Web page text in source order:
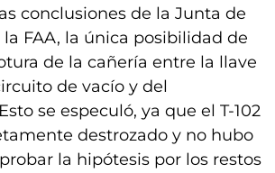
conclusiones de la Junta de
FAA, la única posibilidad de
de la cañería entre la llave
de vacío y del
se especuló, ya que el T-102
destrozado y no hubo
la hipótesis por los restos